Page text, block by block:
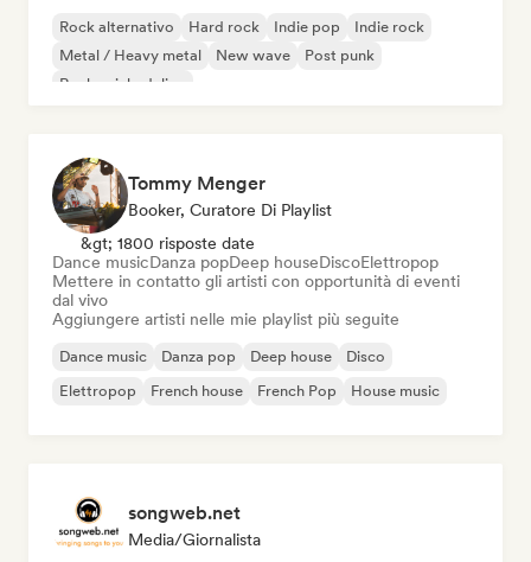
Rock alternativo Hard rock Indie pop
Indie rock
Metal / Heavy metal
New wave
Post punk
Rock psichedelico
Tommy Menger
Booker, Curatore Di Playlist
&gt; 1800 risposte date
Dance musicDanza popDeep houseDiscoElettropop
Mettere in contatto gli artisti con opportunità di eventi
dal vivo
Aggiungere artisti nelle mie playlist più seguite
Dance music Danza pop Deep house
Disco
Elettropop
French house French Pop House music
songweb.net
Media/Giornalista